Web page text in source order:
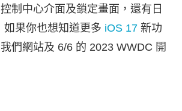
制中心介面及鎖定畫面，還有日
如果你也想知道更多 iOS 17 新功
們網站及 6/6 的 2023 WWDC 開